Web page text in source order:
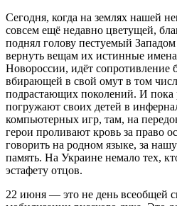
Сегодня, когда на землях нашей
совсем ещё недавно цветущей,
поднял голову пестуемый
вернуть вещам их истинные
Новороссии, идёт сопротивление
вбирающей в свой омут в том
подрастающих поколений. И пока
погружают своих детей в
компьютерных игр, там, на
герои проливают кровь за право
говорить на родном языке, за
память. На Украине немало тех,
эстафету отцов.
22 июня — это не день всеобщей